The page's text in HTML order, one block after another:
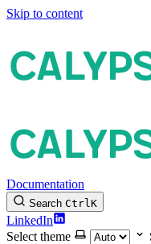
Skip to content
Documentation
Search CtrlK
LinkedIn
Select theme